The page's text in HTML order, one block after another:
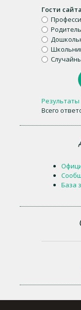
Гости
Родитель
Результаты
Всего
База